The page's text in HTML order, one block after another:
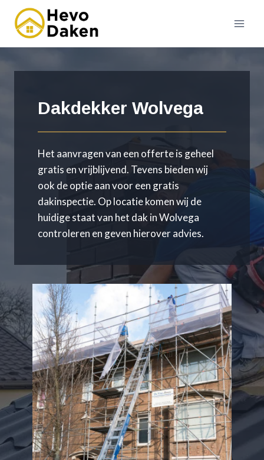
Doorgaan
naar
inhoud
Dakdekker Wolvega
Het aanvragen van een offerte is geheel
gratis en vrijblijvend. Tevens bieden wij
ook de optie aan voor een gratis
dakinspectie. Op locatie komen wij de
huidige staat van het dak in Wolvega
controleren en geven hierover advies.